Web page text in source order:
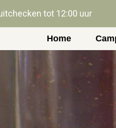
tot 12:00 uur
Home